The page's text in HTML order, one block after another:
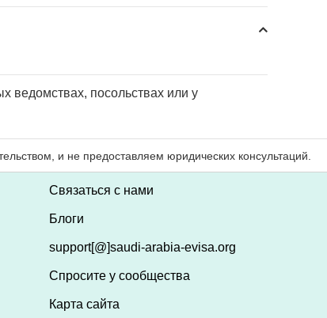
ведомствах, посольствах или у
Связаться с нами
Блоги
support[@]saudi-arabia-evisa.org
Спросите у сообщества
Карта сайта